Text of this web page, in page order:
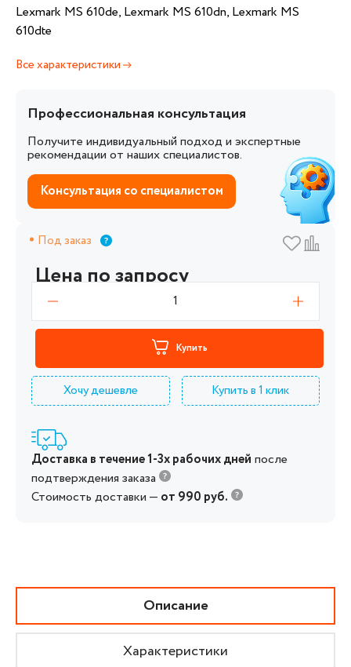
Lexmark MS 610de, Lexmark MS 610dn, Lexmark MS
610dte
Все характеристики
Профессиональная консультация
Получите индивидуальный подход и экспертные
рекомендации от наших специалистов.
Консультация со специалистом
Под заказ
Цена по запросу
1
Купить
Хочу дешевле Купить в 1 клик
Доставка в течение 1-3х рабочих дней после
подтверждения заказа
Стоимость доставки — от 990 руб.
Описание
Характеристики